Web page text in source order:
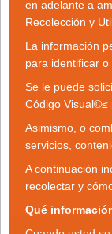
en adelante a
Recolección y
La información
para identificar o
Se le puede
Código Visual©≤
Asimismo, o
servicios,
A continuación
recolectar y
Qué